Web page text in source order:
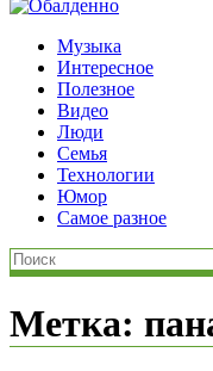
Музыка
Интересное
Полезное
Видео
Люди
Семья
Технологии
Юмор
Самое разное
Метка: